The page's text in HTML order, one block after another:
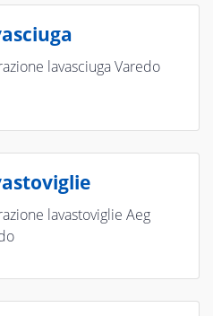
lavasciuga Varedo
lavastoviglie Aeg